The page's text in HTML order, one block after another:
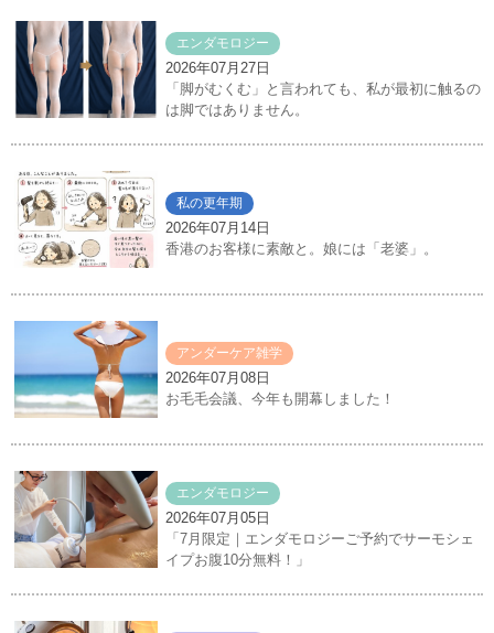
エンダモロジー
2026年07月27日
「脚がむくむ」と言われても、私が最初に触るの
は脚ではありません。
私の更年期
2026年07月14日
香港のお客様に素敵と。娘には「老婆」。
アンダーケア雑学
2026年07月08日
お毛毛会議、今年も開幕しました！
エンダモロジー
2026年07月05日
「7月限定｜エンダモロジーご予約でサーモシェ
イプお腹10分無料！」